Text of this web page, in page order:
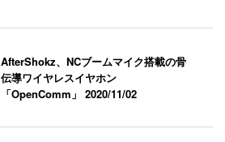
AfterShokz、NCブームマイク搭載の骨
伝導ワイヤレスイヤホン
「OpenComm」2020/11/02